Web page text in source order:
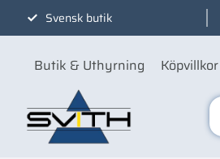
Svensk butik
Butik & Uthyrning Köpvillkor